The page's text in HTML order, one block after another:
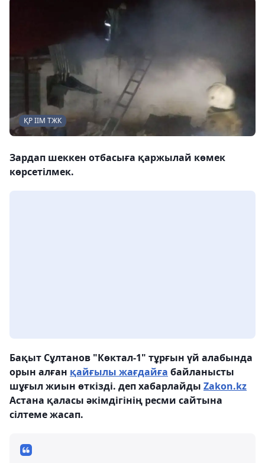
ҚР ІІМ ТЖК
Зардап шеккен отбасыға қаржылай көмек
көрсетілмек.
Бақыт Сұлтанов "Көктал-1" тұрғын үй алабында
орын алған қайғылы жағдайға байланысты
шұғыл жиын өткізді. деп хабарлайды Zakon.kz
Астана қаласы әкімдігінің ресми сайтына
сілтеме жасап.